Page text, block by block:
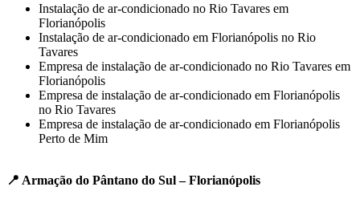
Instalação de ar-condicionado no Rio Tavares em
Florianópolis
Instalação de ar-condicionado em Florianópolis no Rio
Tavares
Empresa de instalação de ar-condicionado no Rio Tavares em
Florianópolis
Empresa de instalação de ar-condicionado em Florianópolis
no Rio Tavares
Empresa de instalação de ar-condicionado em Florianópolis
Perto de Mim
📍 Armação do Pântano do Sul – Florianópolis